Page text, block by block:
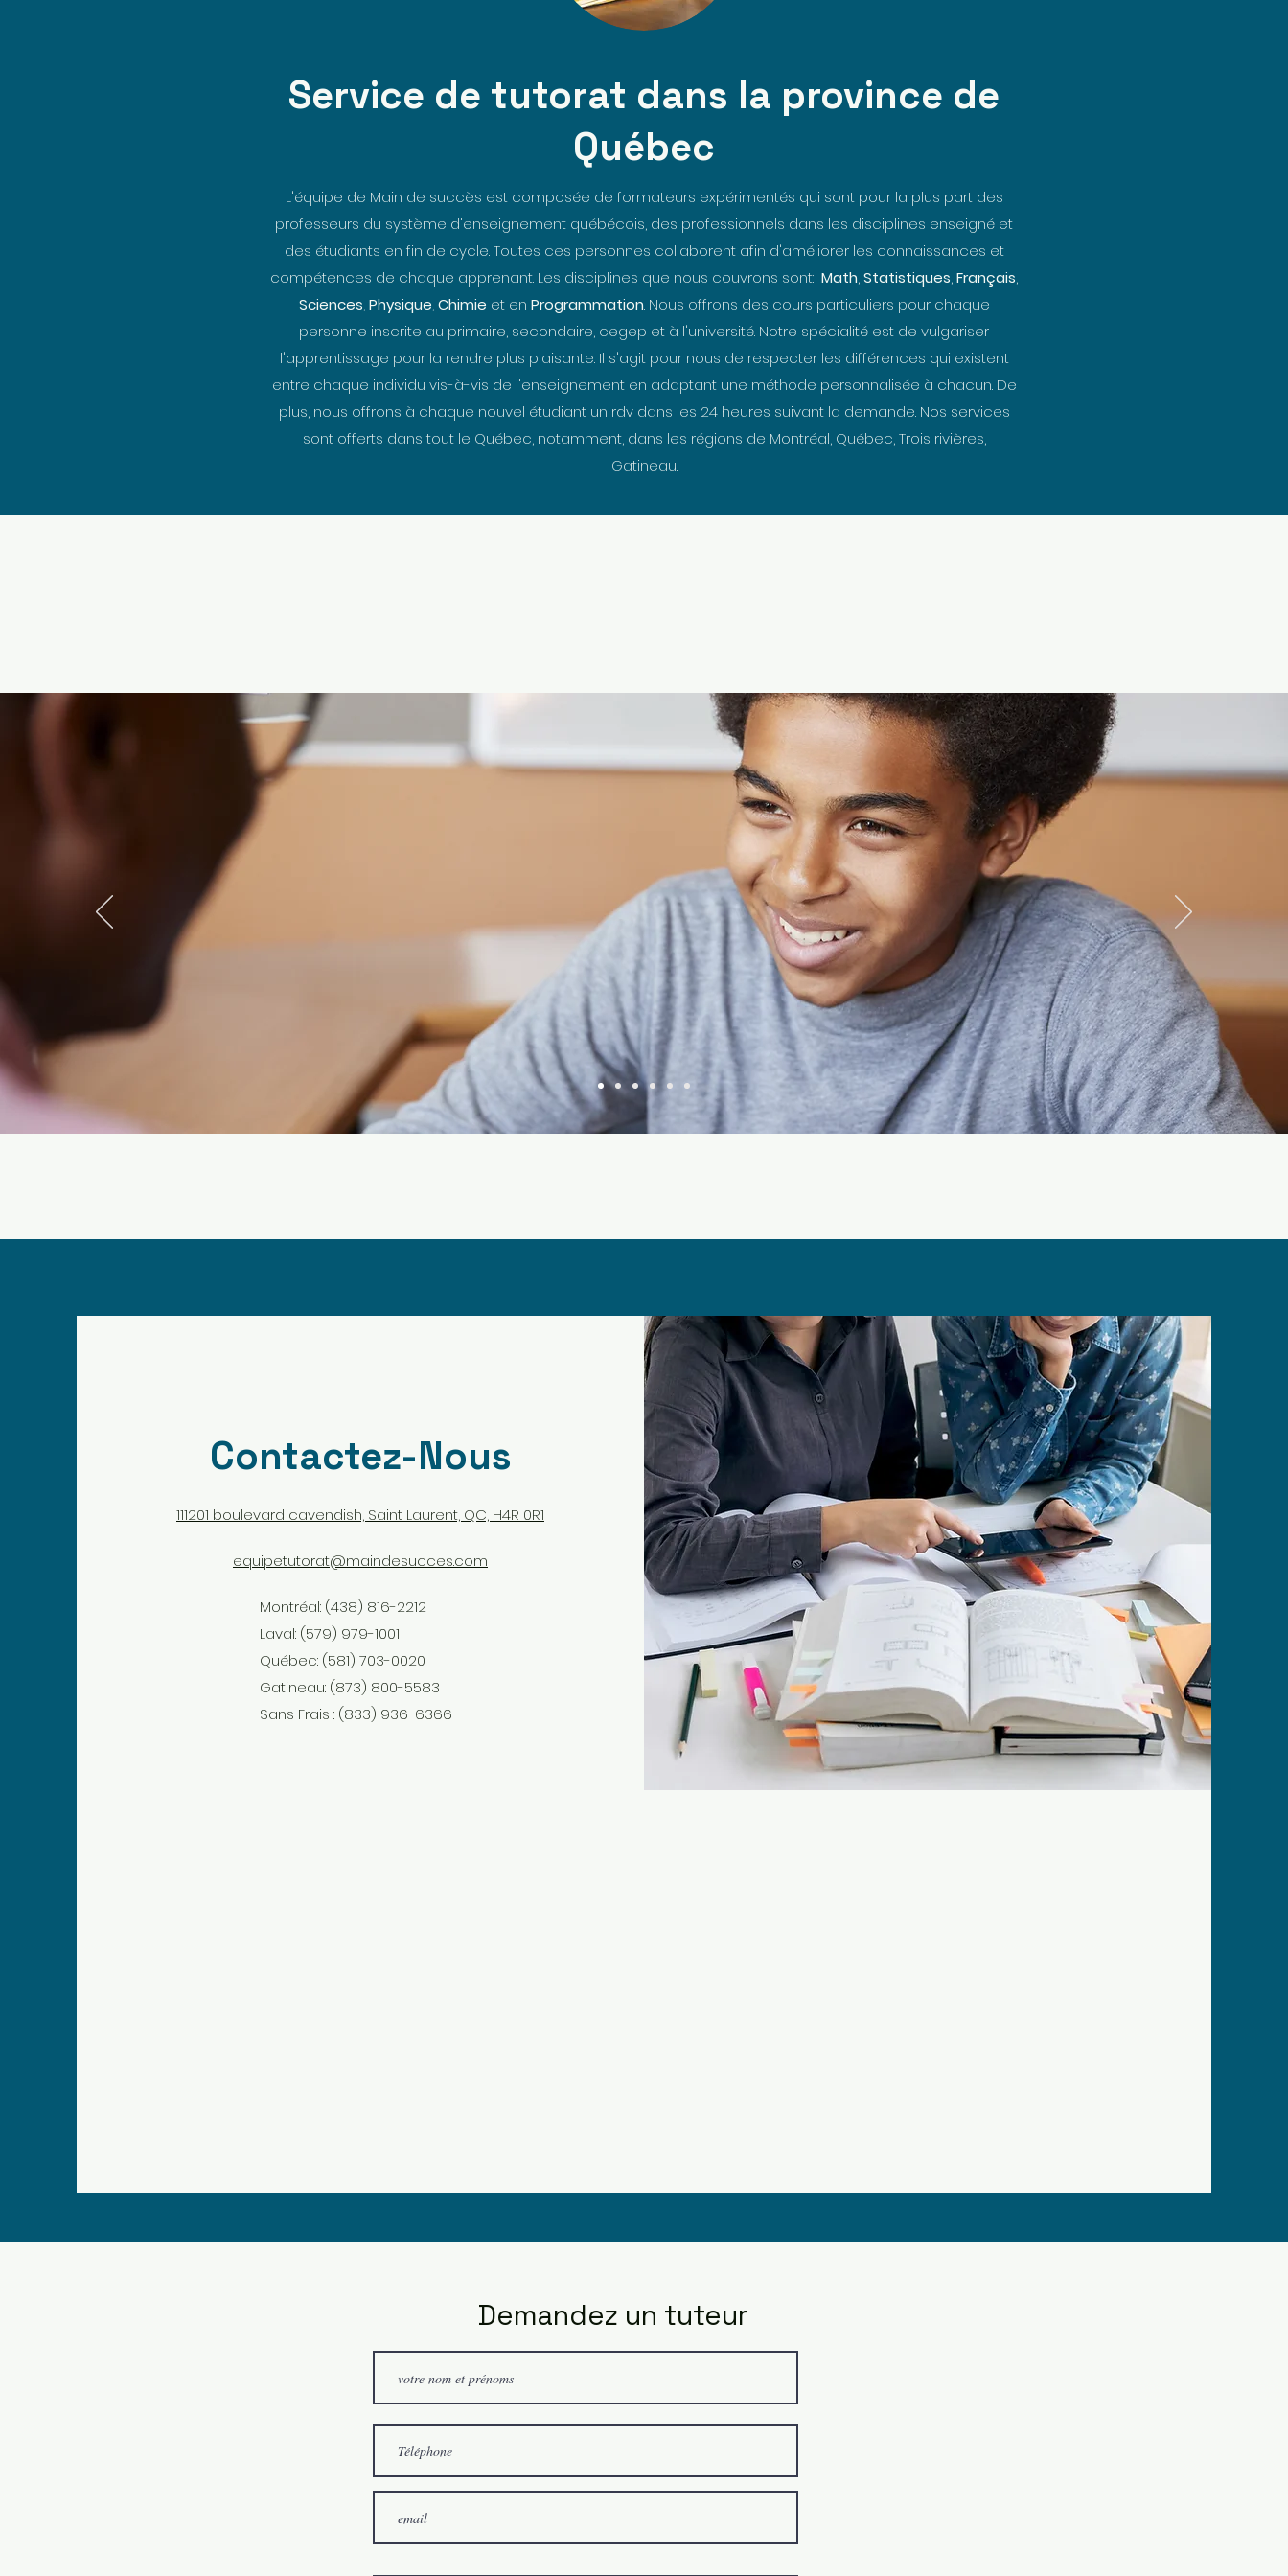
Service de tutorat dans la province de
Québec
L'équipe de Main de succès est composée de formateurs expérimentés qui sont pour la plus part des
professeurs du système d'enseignement québécois, des professionnels dans les disciplines enseigné et
des étudiants en fin de cycle. Toutes ces personnes collaborent afin d'améliorer les connaissances et
compétences de chaque apprenant. Les disciplines que nous couvrons sont: Math,Statistiques,Français,
Sciences,Physique,Chimie et en Programmation. Nous offrons des cours particuliers pour chaque
personne inscrite au primaire, secondaire, cegep et à l'université. Notre spécialité est de vulgariser
l'apprentissage pour la rendre plus plaisante. Il s'agit pour nous de respecter les différences qui existent
entre chaque individu vis-à-vis de l'enseignement en adaptant une méthode personnalisée à chacun. De
plus, nous offrons à chaque nouvel étudiant un rdv dans les 24 heures suivant la demande. Nos services
sont offerts dans tout le Québec, notamment, dans les régions de Montréal, Québec, Trois rivières,
Gatineau.
Isabelle Couture
<< Les explications et la pédagogie ont été efficaces et bénéfiques. Ma fille a pu débloqué enfin
ce qui n’allait pas en math forte sec. 4 cette année. L’enseignement du tuteur Israël l’aidera ainsi
pour les années suivantes. Elle a pu finir dans les temps son examen et sans hésiter dans les
questions demandées.>>
Contactez-Nous
111201 boulevard cavendish, Saint Laurent, QC, H4R 0R1
equipetutorat@maindesucces.com
Montréal: (438) 816-2212
Laval: (579) 979-1001
Québec: (581) 703-0020
Gatineau: (873) 800-5583
Sans Frais : (833) 936-6366
Demandez un tuteur